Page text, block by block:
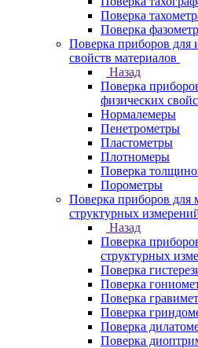
Поверка
Поверка
Поверка приборов для
свойств материалов
Назад
Поверка
физических
Нормалемеры
Пенетрометры
Пластометры
Плотномеры
Поверка
Порометры
Поверка приборов для
структурных
Назад
Поверка
структурных
Поверка
Поверка
Поверка
Поверка
Поверка
Поверка